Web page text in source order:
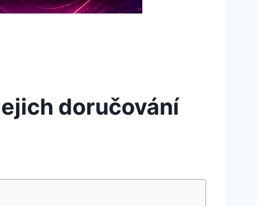
doručování